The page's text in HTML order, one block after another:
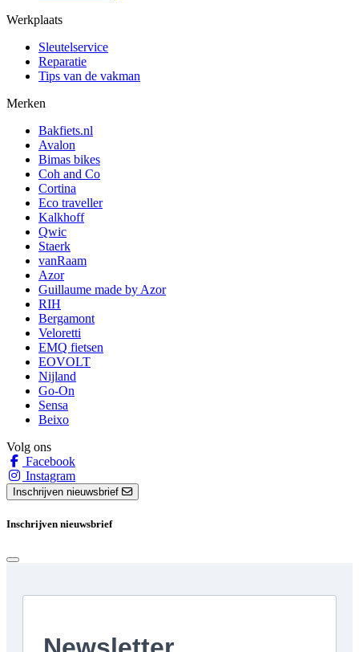
Werkplaats
Sleutelservice
Reparatie
Tips van de vakman
Merken
Bakfiets.nl
Avalon
Bimas bikes
Coh and Co
Cortina
Eco traveller
Kalkhoff
Qwic
Staerk
vanRaam
Azor
Guillaume made by Azor
RIH
Bergamont
Veloretti
EMQ fietsen
EOVOLT
Nijland
Go-On
Sensa
Beixo
Volg ons
Facebook
Instagram
Inschrijven nieuwsbrief
Inschrijven nieuwsbrief